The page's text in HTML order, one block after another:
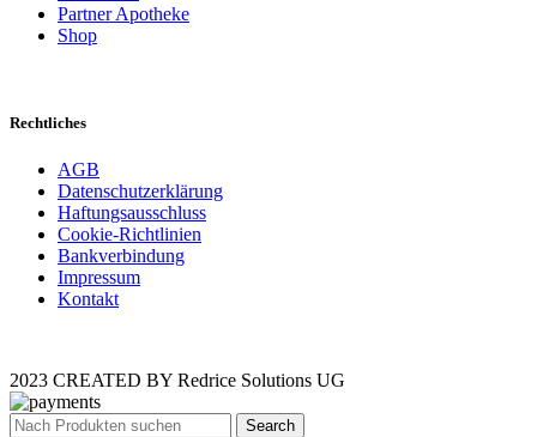
Partner Apotheke
Shop
Rechtliches
AGB
Datenschutzerklärung
Haftungsausschluss
Cookie-Richtlinien
Bankverbindung
Impressum
Kontakt
2023 CREATED BY Redrice Solutions UG
Search